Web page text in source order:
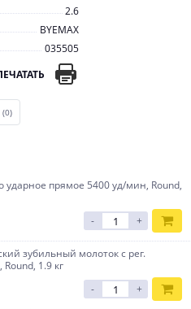
2.6
BYEMAX
035505
(0)
ударное прямое 5400 уд/мин, Round,
- +
зубильный молоток с рег.
1.9 кг
- +